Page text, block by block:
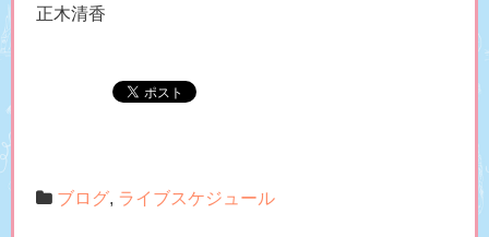
正木清香
ブログ, ライブスケジュール